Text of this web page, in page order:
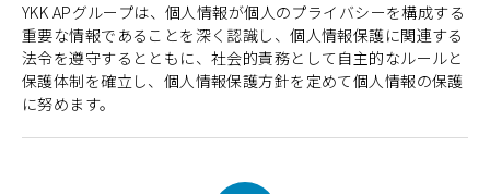
YKK APグループは、個人情報が個人のプライバシーを構成する
重要な情報であることを深く認識し、個人情報保護に関連する
法令を遵守するとともに、社会的責務として自主的なルールと
保護体制を確立し、個人情報保護方針を定めて個人情報の保護
に努めます。